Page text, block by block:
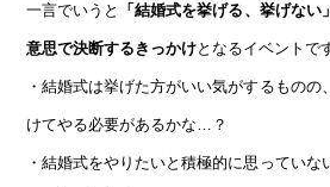
一言でいうと 「結婚式を挙げる、挙げな
意思で決断するきっかけとなるイベントで
・結婚式は挙げた方がいい気がするもの
けてやる必要があるかな…？
・結婚式をやりたいと積極的に思ってい